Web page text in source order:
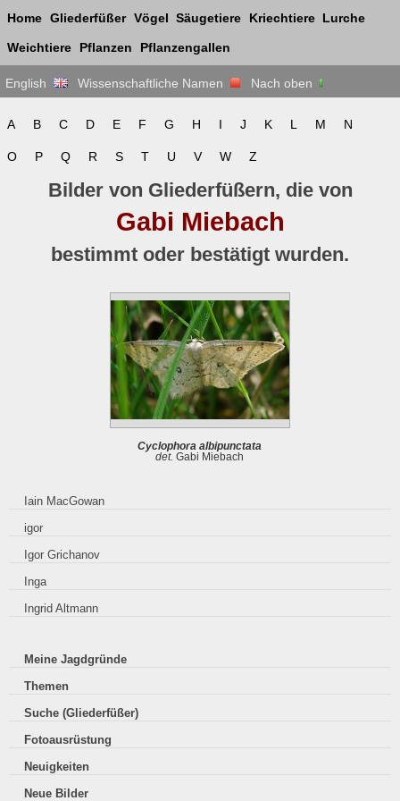
Home Gliederfüßer Vögel Säugetiere Kriechtiere Lurche
Weichtiere Pflanzen Pflanzengallen
English Wissenschaftliche Namen Nach oben
A B C D E F G H I J K L M N
O P Q R S T U V W Z
Bilder von Gliederfüßern, die von
Gabi Miebach
bestimmt oder bestätigt wurden.
Cyclophora albipunctata
det. Gabi Miebach
Iain MacGowan
igor
Igor Grichanov
Inga
Ingrid Altmann
Meine Jagdgründe
Themen
Suche (Gliederfüßer)
Fotoausrüstung
Neuigkeiten
Neue Bilder